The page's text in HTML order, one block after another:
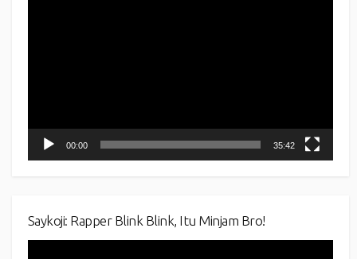
00:00 35:42
Saykoji: Rapper Blink Blink, Itu Minjam Bro!